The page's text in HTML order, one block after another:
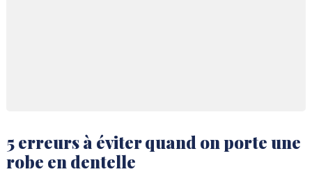
5 erreurs à éviter quand on porte une
robe en dentelle